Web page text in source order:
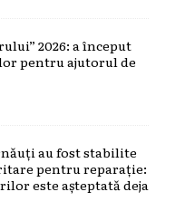
2026: a început
pentru ajutorul de
au fost stabilite
pentru reparație:
este așteptată deja